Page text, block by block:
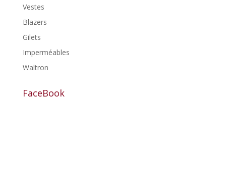
Vestes
Blazers
Gilets
Imperméables
Waltron
FaceBook